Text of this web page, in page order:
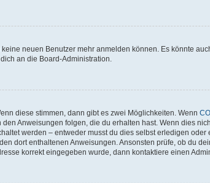
neuen Benutzer mehr anmelden können. Es könnte
an die Board-Administration.
diese stimmen, dann gibt es zwei Möglichkeiten. Wenn
Anweisungen folgen, die du erhalten hast. Wenn dies
werden – entweder musst du dies selbst erledigen oder
dort enthaltenen Anweisungen. Ansonsten prüfe, ob du
korrekt eingegeben wurde, dann kontaktiere einen